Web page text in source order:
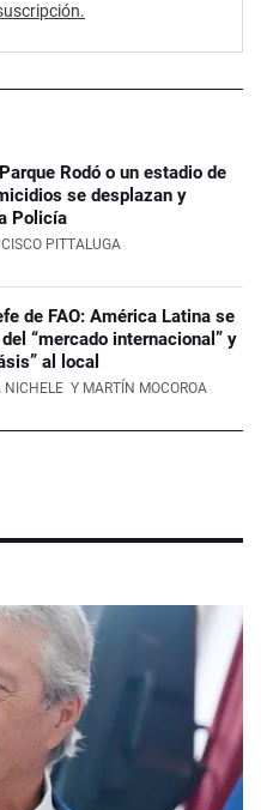
Rodó o un estadio de
se desplazan y
Policía
PITTALUGA
de FAO: América Latina se
“mercado internacional” y
al local
NICHELE Y MARTÍN MOCOROA